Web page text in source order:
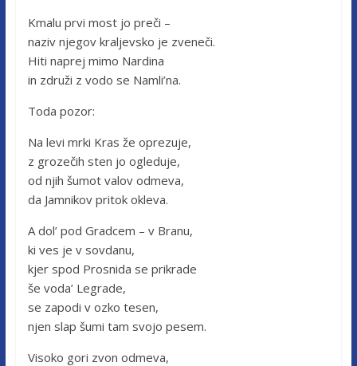
Kmalu prvi most jo preči –
naziv njegov kraljevsko je zveneči.
Hiti naprej mimo Nardina
in združi z vodo se Namli’na.
Toda pozor:
Na levi mrki Kras že oprezuje,
z grozečih sten jo ogleduje,
od njih šumot valov odmeva,
da Jamnikov pritok okleva.
A dol’ pod Gradcem – v Branu,
ki ves je v sovdanu,
kjer spod Prosnida se prikrade
še voda’ Legrade,
se zapodi v ozko tesen,
njen slap šumi tam svojo pesem.
Visoko gori zvon odmeva,